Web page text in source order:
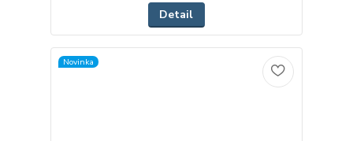
Detail
Novinka